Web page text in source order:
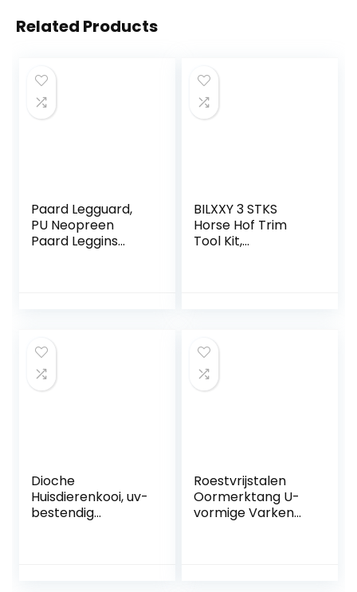
Related Products
Paard Legguard,
PU Neopreen
Paard Leggins
Pees Laarzen
Verminder
Stomping Stress
BILXXY 3 STKS
Horse Hof Trim
Tool Kit,
Paarden/Ezels
Dioche
Huisdierenkooi, uv-
bestendig
Roestvrijstalen
Oormerktang U-
vormige Varken